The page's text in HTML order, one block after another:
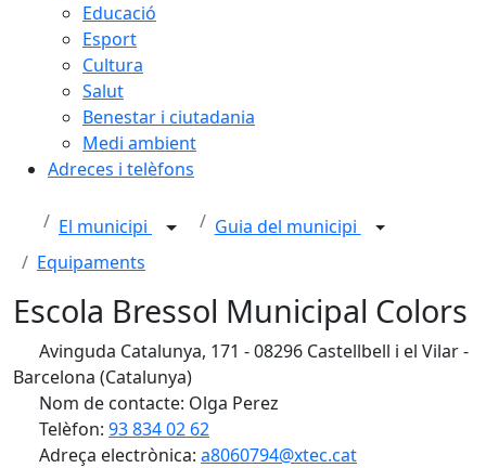
Educació
Esport
Cultura
Salut
Benestar i ciutadania
Medi ambient
Adreces i telèfons
El municipi
Guia del municipi
Equipaments
Escola Bressol Municipal Colors
Avinguda Catalunya, 171 - 08296 Castellbell i el Vilar -
Barcelona (Catalunya)
Nom de contacte: Olga Perez
Telèfon: 93 834 02 62
Adreça electrònica: a8060794@xtec.cat